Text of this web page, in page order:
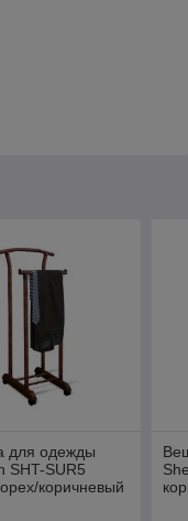
для одежды
SHT-SUR5
коричневый